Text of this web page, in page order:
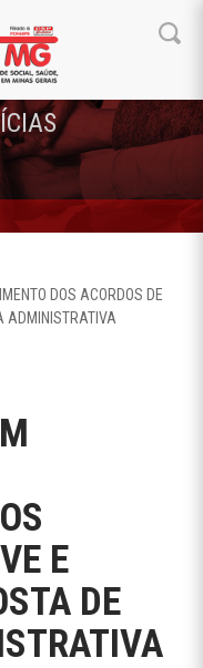
DOS ACORDOS DE
ADMINISTRATIVA
E
DE